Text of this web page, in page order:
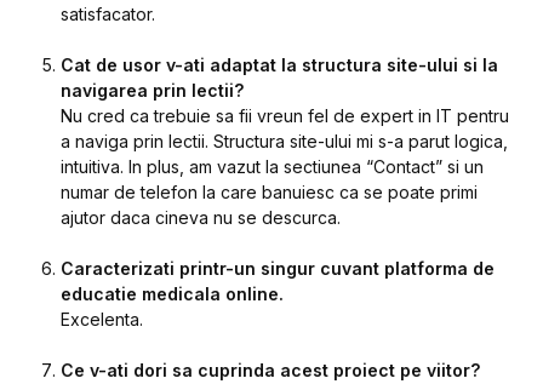
satisfacator.
Cat de usor v-ati adaptat la structura site-ului si la
navigarea prin lectii?
Nu cred ca trebuie sa fii vreun fel de expert in IT pentru
a naviga prin lectii. Structura site-ului mi s-a parut logica,
intuitiva. In plus, am vazut la sectiunea “Contact” si un
numar de telefon la care banuiesc ca se poate primi
ajutor daca cineva nu se descurca.
Caracterizati printr-un singur cuvant platforma de
educatie medicala online.
Excelenta.
Ce v-ati dori sa cuprinda acest proiect pe viitor?